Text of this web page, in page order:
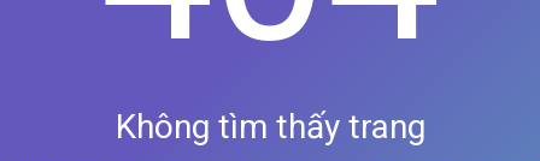
Không tìm thấy trang